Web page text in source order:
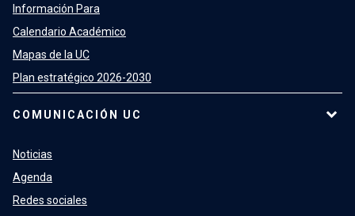
Información Para
Calendario Académico
Mapas de la UC
Plan estratégico 2026-2030
COMUNICACIÓN UC
Noticias
Agenda
Redes sociales